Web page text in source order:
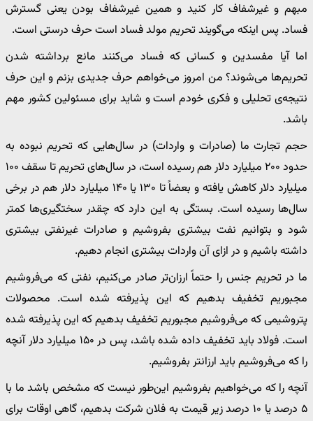
مبهم و غیرشفاف کار کنید و همین غیرشفاف بودن یعنی گسترش
فساد. پس اینکه می‌گویند تحریم مولد فساد است حرف درستی است.
اما آیا مفسدین و کسانی که فساد می‌کنند مانع برداشته شدن
تحریم‌ها می‌شوند؟ من امروز می‌خواهم حرف جدیدی بزنم و این حرف
نتیجه‌ی تحلیلی و فکری خودم است و شاید برای مسئولین کشور مهم
باشد.
حجم تجارت ما (صادرات و واردات) در سال‌هایی که تحریم نبوده به
حدود ۲۰۰ میلیارد دلار هم رسیده است، در سال‌های تحریم تا سقف ۱۰۰
میلیارد دلار کاهش یافته و بعضاً تا ۱۳۰ یا ۱۴۰ میلیارد دلار هم در برخی
سال‌ها رسیده است. بستگی به این دارد که چقدر سختگیری‌ها کمتر
شود و بتوانیم نفت بیشتری بفروشیم و صادرات غیرنفتی بیشتری
داشته باشیم و در ازای آن واردات بیشتری انجام دهیم.
ما در تحریم جنس را حتماً ارزان‌تر صادر می‌کنیم، نفتی که می‌فروشیم
مجبوریم تخفیف بدهیم که این پذیرفته شده است. محصولات
پتروشیمی که می‌فروشیم مجبوریم تخفیف بدهیم که این پذیرفته شده
است. فولاد باید تخفیف داده شده باشد، پس در ۱۵۰ میلیارد دلار آنچه
را که می‌فروشیم باید ارزانتر بفروشیم.
آنچه را که می‌خواهیم بفروشیم این‌طور نیست که مشخص باشد ما با
۵ درصد یا ۱۰ درصد زیر قیمت به فلان شرکت بدهیم، گاهی اوقات برای